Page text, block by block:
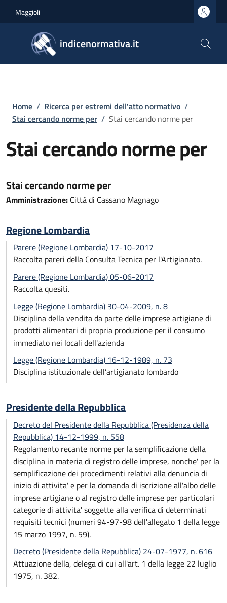
Maggioli
indicenormativa.it
Briciole di pane
Home / Ricerca per estremi dell'atto normativo /
Stai cercando norme per / Stai cercando norme per
Stai cercando norme per
Stai cercando norme per
Amministrazione: Città di Cassano Magnago
Regione Lombardia
Parere (Regione Lombardia) 17-10-2017
Raccolta pareri della Consulta Tecnica per l'Artigianato.
Parere (Regione Lombardia) 05-06-2017
Raccolta quesiti.
Legge (Regione Lombardia) 30-04-2009, n. 8
Disciplina della vendita da parte delle imprese artigiane di
prodotti alimentari di propria produzione per il consumo
immediato nei locali dell'azienda
Legge (Regione Lombardia) 16-12-1989, n. 73
Disciplina istituzionale dell’artigianato lombardo
Presidente della Repubblica
Decreto del Presidente della Repubblica (Presidenza della
Repubblica) 14-12-1999, n. 558
Regolamento recante norme per la semplificazione della
disciplina in materia di registro delle imprese, nonche' per la
semplificazione dei procedimenti relativi alla denuncia di
inizio di attivita' e per la domanda di iscrizione all'albo delle
imprese artigiane o al registro delle imprese per particolari
categorie di attivita' soggette alla verifica di determinati
requisiti tecnici (numeri 94-97-98 dell'allegato 1 della legge
15 marzo 1997, n. 59).
Decreto (Presidente della Repubblica) 24-07-1977, n. 616
Attuazione della, delega di cui all'art. 1 della legge 22 luglio
1975, n. 382.